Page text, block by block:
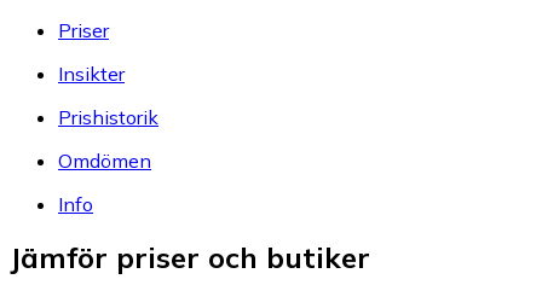
Priser
Insikter
Prishistorik
Omdömen
Info
Jämför priser och butiker